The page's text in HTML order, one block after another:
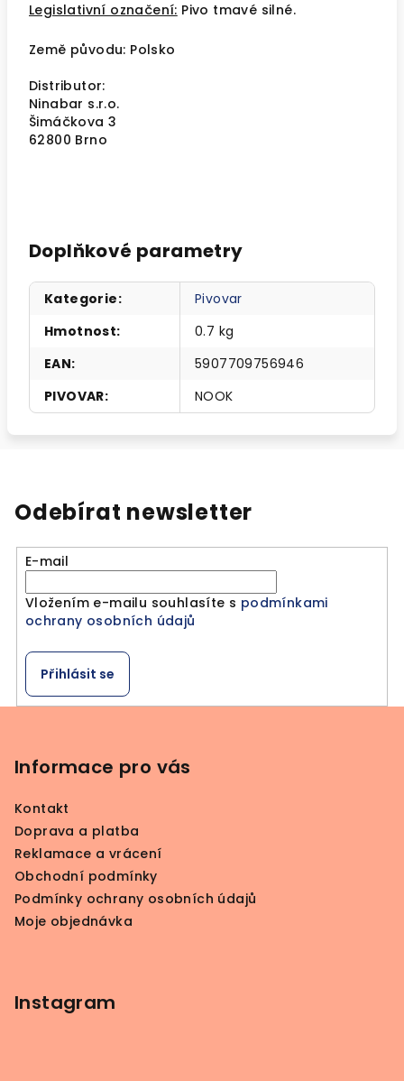
Legislativní označení: Pivo tmavé silné.
Země původu: Polsko
Distributor:
Ninabar s.r.o.
Šimáčkova 3
62800 Brno
Doplňkové parametry
Kategorie:
Pivovar
Hmotnost:
0.7 kg
EAN:
5907709756946
PIVOVAR: NOOK
Odebírat newsletter
E-mail
Vložením e-mailu souhlasíte s podmínkami
ochrany osobních údajů
Přihlásit se
Informace pro vás
Kontakt
Doprava a platba
Reklamace a vrácení
Obchodní podmínky
Podmínky ochrany osobních údajů
Moje objednávka
Instagram